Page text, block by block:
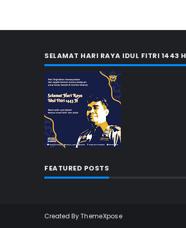
SELAMAT HARI RAYA IDUL FITRI 1443 H
FEATURED POSTS
Created ByThemeXpose